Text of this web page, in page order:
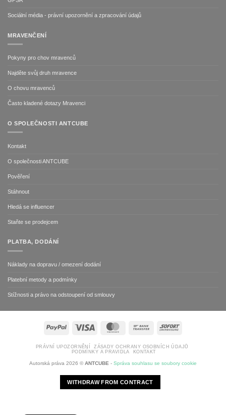
Sociální média - právní upozornění a zpracování údajů
MRAVENČENÍ
Pokyny pro chov mravenců
Najděte svůj druh mravence
O chovu mravenců
Často kladené dotazy Mravenci
O SPOLEČNOSTI ANTCUBE
Kontakt
O společnosti ANTCUBE
Pověření
Stáhnout
Hledá se influencer
Staňte se prodejcem
PLATBA, DODÁNÍ
Náklady na dopravu / omezení dodání
Platební metody a podmínky
Stížnosti a právo na odstoupení od smlouvy
PayPal MasterCard
Bank
Sofort
PRÁVNÍ UPOZORNĚNÍ
ZÁSADY OCHRANY OSOBNÍCH ÚDAJŮ
PODMÍNKY A PRAVIDLA
KONTAKT
Autorská práva 2026 ©ANTCUBE - Správa souhlasu se soubory cookie
WITHDRAW FROM CONTRACT